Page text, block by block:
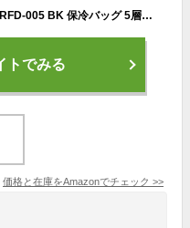
サーモス ソフトクーラー 5L ブラック RFD-005 BK 保冷バッグ 5層断熱構造 折りたためてコンパクト はっ水加工生地 ボックス型
トでみる
価格と在庫をAmazonでチェック >>